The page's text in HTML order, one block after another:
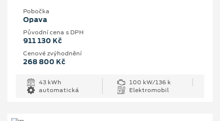
Pobočka
Opava
Původní cena s DPH
911 130 Kč
Cenové zvýhodnění
268 800 Kč
43 kWh
100 kW/136 k
automatická
Elektromobil